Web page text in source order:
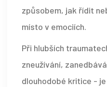
způsobem, jak řídit
místo v emociích.
Při hlubších
zneužívání,
dlouhodobé kritice -